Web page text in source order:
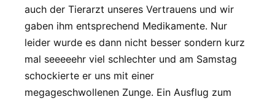
auch der Tierarzt unseres Vertrauens und wir
gaben ihm entsprechend Medikamente. Nur
leider wurde es dann nicht besser sondern kurz
mal seeeeehr viel schlechter und am Samstag
schockierte er uns mit einer
megageschwollenen Zunge. Ein Ausflug zum